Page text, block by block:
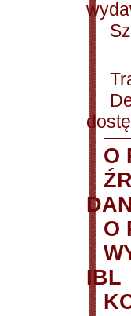
O
O
IBL